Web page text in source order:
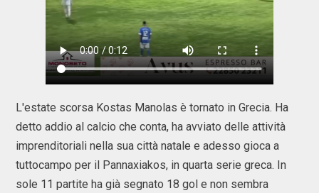
L'estate scorsa Kostas Manolas è tornato in Grecia. Ha
detto addio al calcio che conta, ha avviato delle attività
imprenditoriali nella sua città natale e adesso gioca a
tuttocampo per il Pannaxiakos, in quarta serie greca. In
sole 11 partite ha già segnato 18 gol e non sembra